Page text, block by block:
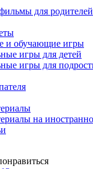
для родителей
и обучающие игры
игры для детей
игры для
на